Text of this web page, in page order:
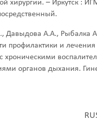
хирургии. – Иркутск :
Давыдова А.А., Рыбалка
профилактики и лечения
хроническими
органов дыхания.